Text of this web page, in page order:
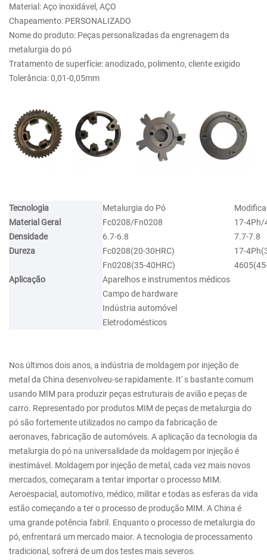
Material: Aço inoxidável, AÇO
Chapeamento: PERSONALIZADO
Nome do produto: Peças personalizadas da engrenagem da
metalurgia do pó
Tratamento de superfície: anodizado, polimento, cliente exigido
Tolerância: 0,01-0,05mm
Tecnologia Metalurgia do Pó
Material Geral
Fc0208/Fn0208
17-4Ph/
Densidade
6.7-6.8
7.7-7.8
Dureza
Fc0208(20-30HRC)
Fn0208(35-40HRC)
17-
Aplicação
Aparelhos e instrumentos médicos
Campo de hardware
Indústria automóvel
Eletrodomésticos
Nos últimos dois anos, a indústria de moldagem por injeção de
metal da China desenvolveu-se rapidamente. It' s bastante comum
usando MIM para produzir peças estruturais de avião e peças de
carro. Representado por produtos MIM de peças de metalurgia do
pó são fortemente utilizados no campo da fabricação de
aeronaves, fabricação de automóveis. A aplicação da tecnologia da
metalurgia do pó na universalidade da moldagem por injeção é
inestimável. Moldagem por injeção de metal, cada vez mais novos
mercados, começaram a tentar importar o processo MIM.
Aeroespacial, automotivo, médico, militar e todas as esferas da vida
estão começando a ter o processo de produção MIM. A China é
uma grande potência fabril. Enquanto o processo de metalurgia do
pó, enfrentará um mercado maior. A tecnologia de processamento
tradicional, sofrerá de um dos testes mais severos.